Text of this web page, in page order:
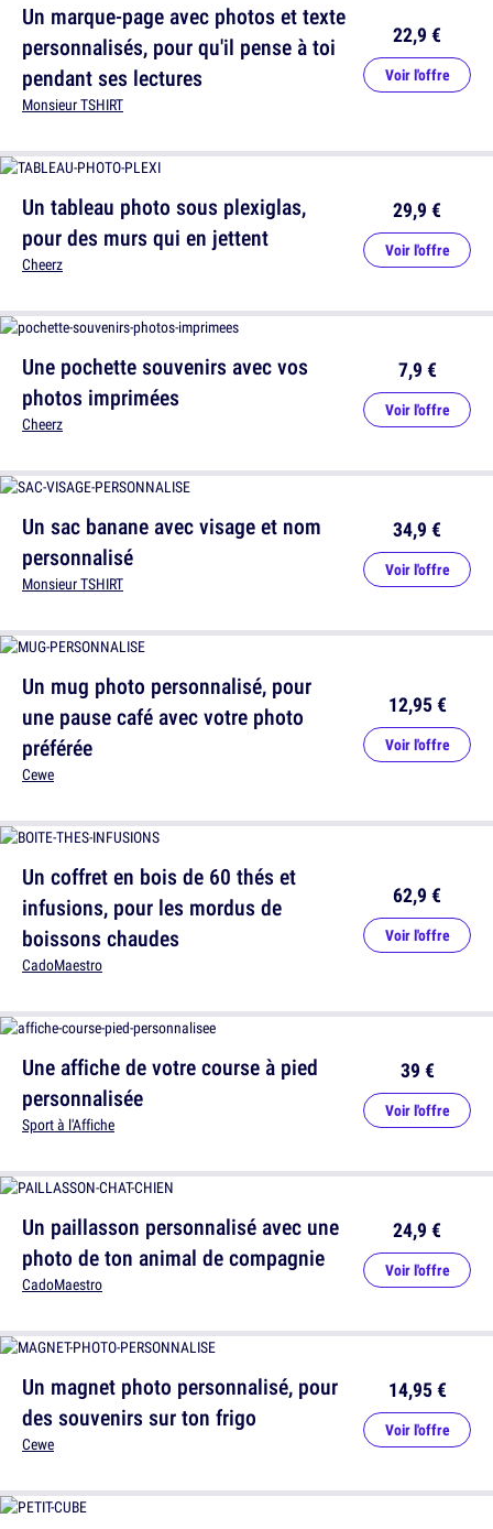
Un tableau photo sous plexiglas,
pour des murs qui en jettent
Cheerz
29,9 €
Voir l'offre
Un sac banane avec visage et nom
personnalisé
Monsieur TSHIRT
34,9 €
Voir l'offre
Un coffret en bois de 60 thés et
infusions, pour les mordus de
boissons chaudes
CadoMaestro
62,9 €
Voir l'offre
Un paillasson personnalisé avec une
photo de ton animal de compagnie
CadoMaestro
24,9 €
Voir l'offre
Un marque-page avec photos et texte
personnalisés, pour qu'il pense à toi
pendant ses lectures
Monsieur TSHIRT
22,9 €
Voir l'offre
Une pochette souvenirs avec vos
photos imprimées
Cheerz
7,9 €
Voir l'offre
Un mug photo personnalisé, pour
une pause café avec votre photo
préférée
Cewe
12,95 €
Voir l'offre
Une affiche de votre course à pied
personnalisée
Sport à l'Affiche
39 €
Voir l'offre
Un magnet photo personnalisé, pour
des souvenirs sur ton frigo
Cewe
14,95 €
Voir l'offre